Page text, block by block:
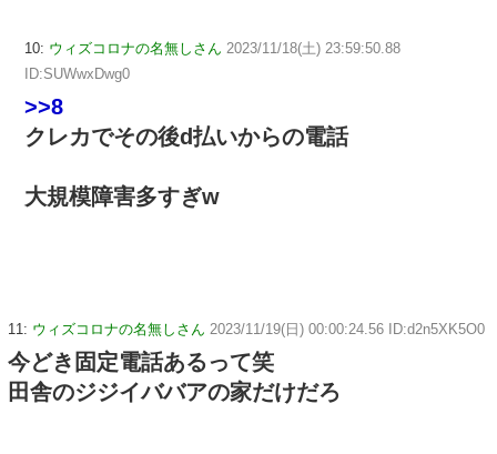
10: ウィズコロナの名無しさん 2023/11/18(土) 23:59:50.88
ID:SUWwxDwg0
>>8
クレカでその後d払いからの電話
大規模障害多すぎw
11: ウィズコロナの名無しさん 2023/11/19(日) 00:00:24.56 ID:d2n5XK5O0
今どき固定電話あるって笑
田舎のジジイババアの家だけだろ